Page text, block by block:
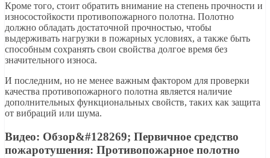
Кроме того, стоит обратить внимание на степень прочности и
износостойкости противопожарного полотна. Полотно
должно обладать достаточной прочностью, чтобы
выдерживать нагрузки в пожарных условиях, а также быть
способным сохранять свои свойства долгое время без
значительного износа.
И последним, но не менее важным фактором для проверки
качества противопожарного полотна является наличие
дополнительных функциональных свойств, таких как защита
от вибраций или шума.
Видео: Обзор&#128269; Первичное средство
пожаротушения: Противопожарное полотно